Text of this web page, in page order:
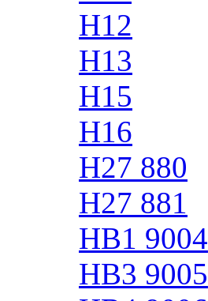
H12
H13
H15
H16
H27 880
H27 881
HB1 9004
HB3 9005